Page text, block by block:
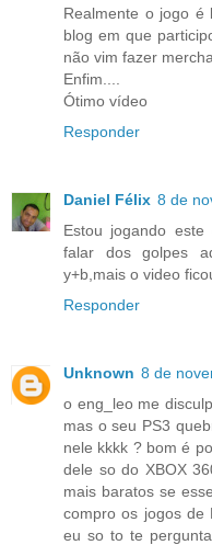
Realmente o jogo é
blog em que
não vim fazer
Enfim....
Ótimo vídeo
Responder
Daniel Félix 8 de
Estou jogando
falar dos golpes
y+b,mais o video
Responder
Unknown 8 de
o eng_leo me
mas o seu PS3
nele kkkk ? bom é
dele so do XBOX
mais baratos se
compro os jogos de
eu so to te